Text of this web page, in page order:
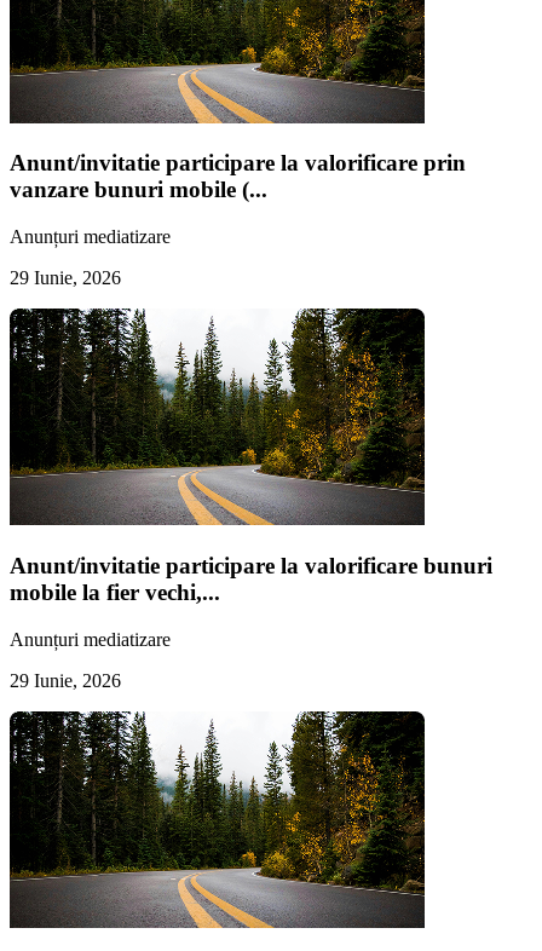
Anunt/invitatie participare la valorificare prin
vanzare bunuri mobile (...
Anunțuri mediatizare
29 Iunie, 2026
Anunt/invitatie participare la valorificare bunuri
mobile la fier vechi,...
Anunțuri mediatizare
29 Iunie, 2026